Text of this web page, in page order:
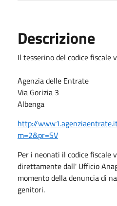
Descrizione
Il tesserino del codice fiscale
Agenzia delle Entrate
Via Gorizia 3
Albenga
http://
m=2&pr=SV
Per i neonati il codice fiscale
direttamente dall' Ufficio
momento della denuncia di
genitori.